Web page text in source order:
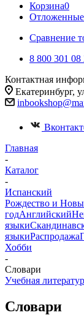
Корзина0
Отложенные
Сравнение
8 800 301 08
Контактная
Екатеринбург,
Главная
-
Каталог
-
Испанский
Рождество и
годАнглийский
языки
языкиРаспродажа
Хобби
-
Словари
Учебная
Словари